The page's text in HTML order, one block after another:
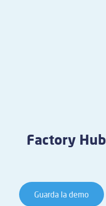
Factory Hub
Guarda la demo